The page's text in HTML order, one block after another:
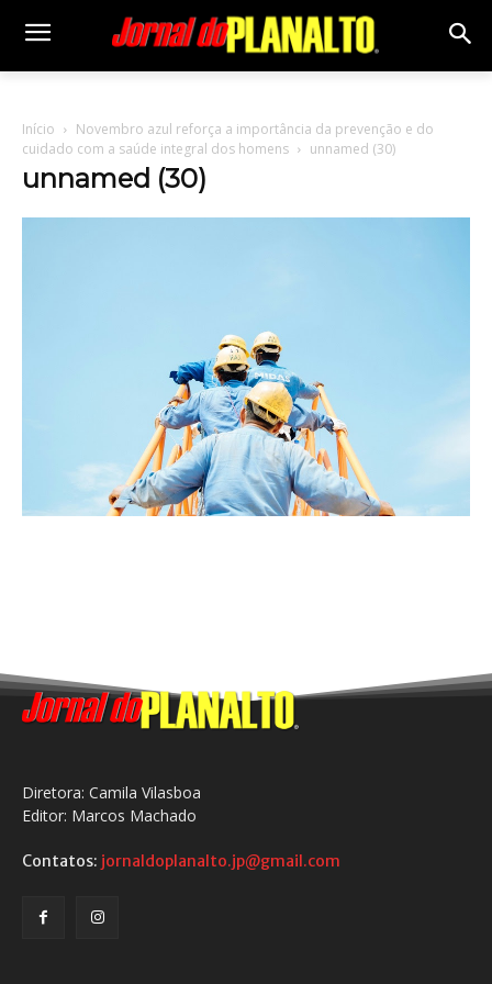
Início
Novembro azul reforça a importância da prevenção e do
cuidado com a saúde integral dos homens
unnamed (30)
unnamed (30)
Diretora: Camila Vilasboa
Editor: Marcos Machado
Contatos: jornaldoplanalto.jp@gmail.com